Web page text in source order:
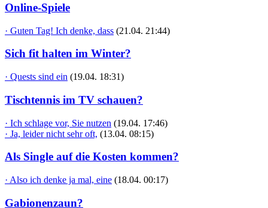
Online-Spiele
· Guten Tag! Ich denke, dass (21.04. 21:44)
Sich fit halten im Winter?
· Quests sind ein (19.04. 18:31)
Tischtennis im TV schauen?
· Ich schlage vor, Sie nutzen (19.04. 17:46)
· Ja, leider nicht sehr oft, (13.04. 08:15)
Als Single auf die Kosten kommen?
· Also ich denke ja mal, eine (18.04. 00:17)
Gabionenzaun?